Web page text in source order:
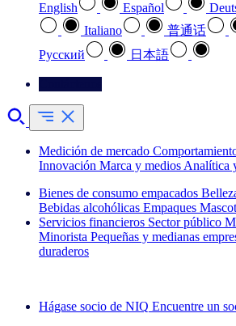
English Español
Italiano
普通话
Pусский
日本語
Medición de mercado
Innovación Marca y medios Analítica
Bienes de consumo empacados
Bebidas alcohólicas Empaques
Servicios financieros Sector público
Minorista Pequeñas y medianas
duraderos
Hágase socio de NIQ Encuentre un